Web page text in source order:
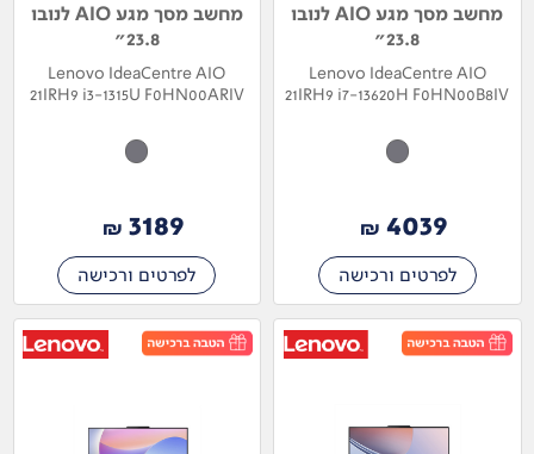
מחשב מסך מגע AIO לנובו
23.8"
Lenovo IdeaCentre AIO
21IRH9 i7-13620H F0HN00B8IV
4039
₪
לפרטים ורכישה
מחשב מסך מגע AIO לנובו
23.8"
Lenovo IdeaCentre AIO
21IRH9 i3-1315U F0HN00ARIV
3189
₪
לפרטים ורכישה